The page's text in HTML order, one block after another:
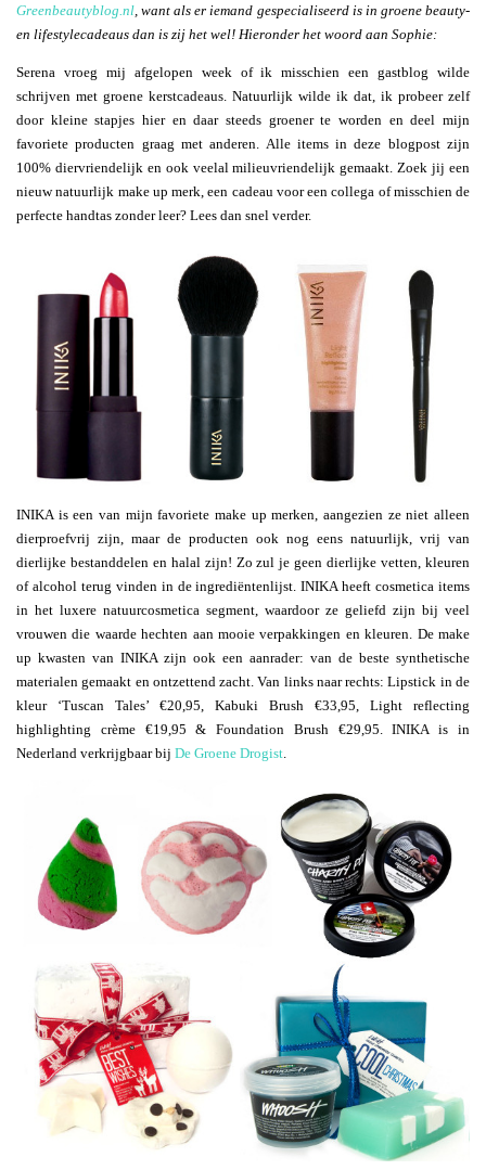
Greenbeautyblog.nl , want als er iemand gespecialiseerd is in groene beauty-
en lifestylecadeaus dan is zij het wel! Hieronder het woord aan Sophie:
Serena vroeg mij afgelopen week of ik misschien een gastblog wilde
schrijven met groene kerstcadeaus. Natuurlijk wilde ik dat, ik probeer zelf
door kleine stapjes hier en daar steeds groener te worden en deel mijn
favoriete producten graag met anderen. Alle items in deze blogpost zijn
100% diervriendelijk en ook veelal milieuvriendelijk gemaakt. Zoek jij een
nieuw natuurlijk make up merk, een cadeau voor een collega of misschien de
perfecte handtas zonder leer? Lees dan snel verder.
INIKA is een van mijn favoriete make up merken, aangezien ze niet alleen
dierproefvrij zijn, maar de producten ook nog eens natuurlijk, vrij van
dierlijke bestanddelen en halal zijn! Zo zul je geen dierlijke vetten, kleuren
of alcohol terug vinden in de ingrediëntenlijst. INIKA heeft cosmetica items
in het luxere natuurcosmetica segment, waardoor ze geliefd zijn bij veel
vrouwen die waarde hechten aan mooie verpakkingen en kleuren. De make
up kwasten van INIKA zijn ook een aanrader: van de beste synthetische
materialen gemaakt en ontzettend zacht. Van links naar rechts: Lipstick in de
kleur ‘Tuscan Tales’ €20,95, Kabuki Brush €33,95, Light reflecting
highlighting crème €19,95 & Foundation Brush €29,95. INIKA is in
Nederland verkrijgbaar bij De Groene Drogist